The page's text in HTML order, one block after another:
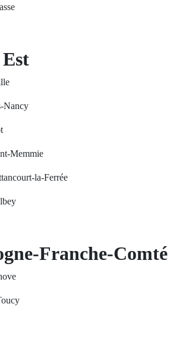
Nancy
Memmie
la-Ferrée
Franche-Comté